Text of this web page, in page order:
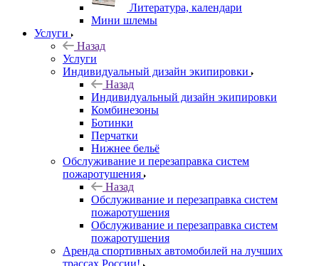
Литература, календари
Мини шлемы
Услуги
Назад
Услуги
Индивидуальный дизайн экипировки
Назад
Индивидуальный дизайн экипировки
Комбинезоны
Ботинки
Перчатки
Нижнее бельё
Обслуживание и перезаправка систем
пожаротушения
Назад
Обслуживание и перезаправка систем
пожаротушения
Обслуживание и перезаправка систем
пожаротушения
Аренда спортивных автомобилей на лучших
трассах России!